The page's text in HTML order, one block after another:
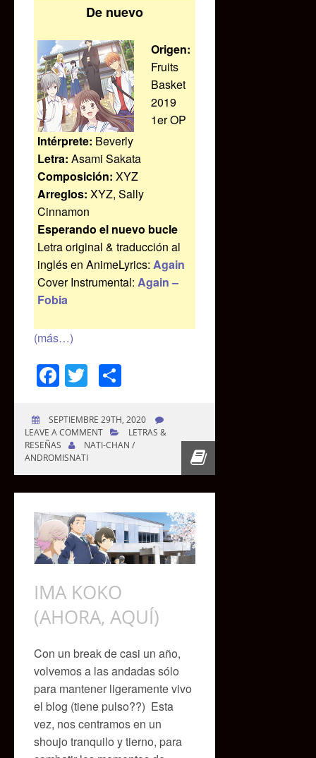
De nuevo
Origen:
Fruits
Basket
2019
1er OP
Intérprete: Beverly
Letra: Asami Sakata
Composición: XYZ
Arreglos: XYZ, Sally
Cinnamon
Esperando el nuevo bucle
Letra original & traducción al
inglés en AnimeLyrics: Again
Cover Instrumental: Again –
Fobia
(más…)
Facebook
Twitter
SEPTIEMBRE 29TH, 2020
LEAVE A COMMENT
LETRAS &
RESEÑAS
NATI-CHAN /
ANDROMISNATI
IMA KOKO
(AHORA, AQUÍ)
Con un break de casi un año,
volvemos a las andadas sólo
para mantener ligeramente vivo
el blog (tiene pulso??) Esta
vez, nos centramos en un
shoujo tranquilo y tierno, para